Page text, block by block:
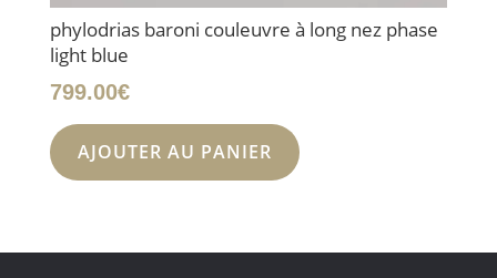
phylodrias baroni couleuvre à long nez phase
light blue
799.00€
AJOUTER AU PANIER